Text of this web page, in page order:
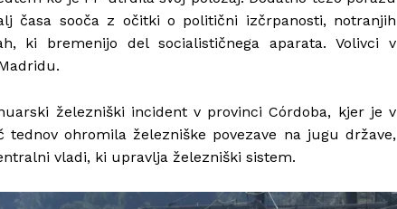
časa sooča z očitki o politični izčrpanosti, notranjih
ki bremenijo del socialističnega aparata. Volivci v
železniški incident v provinci Córdoba, kjer je v
ohromila železniške povezave na jugu države,
vladi, ki upravlja železniški sistem.